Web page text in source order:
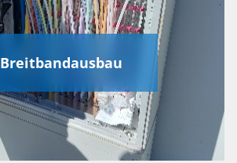
Breitbandausbau